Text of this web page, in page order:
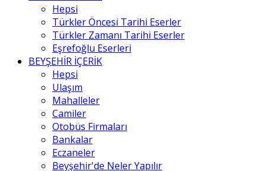
Hepsi
Türkler Öncesi Tarihi Eserler
Türkler Zamanı Tarihi Eserler
Eşrefoğlu Eserleri
BEYŞEHİR İÇERİK
Hepsi
Ulaşım
Mahalleler
Camiler
Otobüs Firmaları
Bankalar
Eczaneler
Beyşehir'de Neler Yapılır